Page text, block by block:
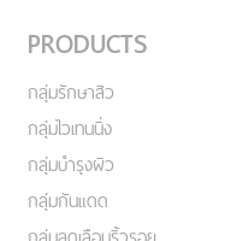
PRODUCTS
กลุ่มรักษาสิว
กลุ่มไวเทนนิ่ง
กลุ่มบำรุงผิว
กลุ่มกันแดด